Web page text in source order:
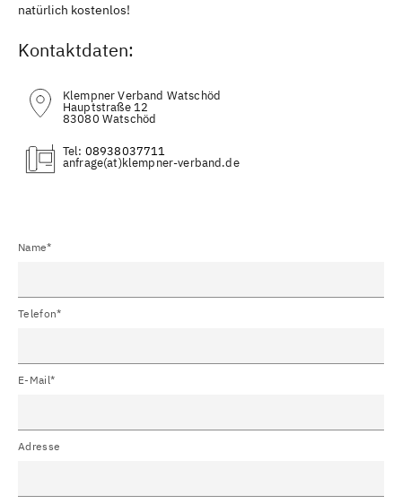
natürlich kostenlos!
Kontaktdaten:
Klempner Verband Watschöd
Hauptstraße 12
83080 Watschöd
Tel: 08938037711
(at)
Name*
Telefon*
E-Mail*
Adresse